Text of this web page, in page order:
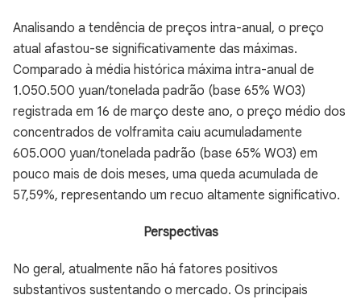
Analisando a tendência de preços intra-anual, o preço
atual afastou-se significativamente das máximas.
Comparado à média histórica máxima intra-anual de
1.050.500 yuan/tonelada padrão (base 65% WO3)
registrada em 16 de março deste ano, o preço médio dos
concentrados de volframita caiu acumuladamente
605.000 yuan/tonelada padrão (base 65% WO3) em
pouco mais de dois meses, uma queda acumulada de
57,59%, representando um recuo altamente significativo.
Perspectivas
No geral, atualmente não há fatores positivos
substantivos sustentando o mercado. Os principais